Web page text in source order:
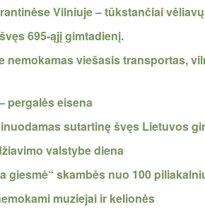
Vilniuje – tūkstančiai
695-ąjį gimtadienį.
nemokamas viešasis transportas,
pergalės eisena
sutartinę švęs Lietuvos
valstybe diena
giesmė“ skambės nuo 100
muziejai ir kelionės